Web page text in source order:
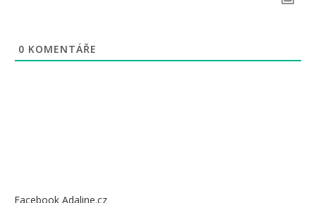
0 KOMENTÁŘE
Facebook Adaline.cz